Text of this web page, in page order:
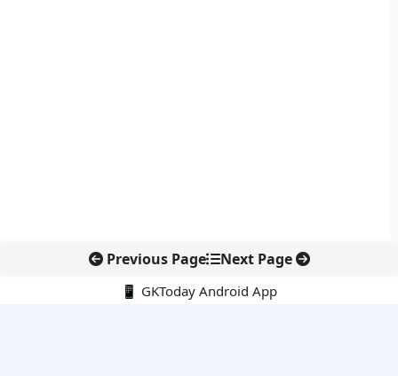
Previous Page Next Page
📱 GKToday Android App